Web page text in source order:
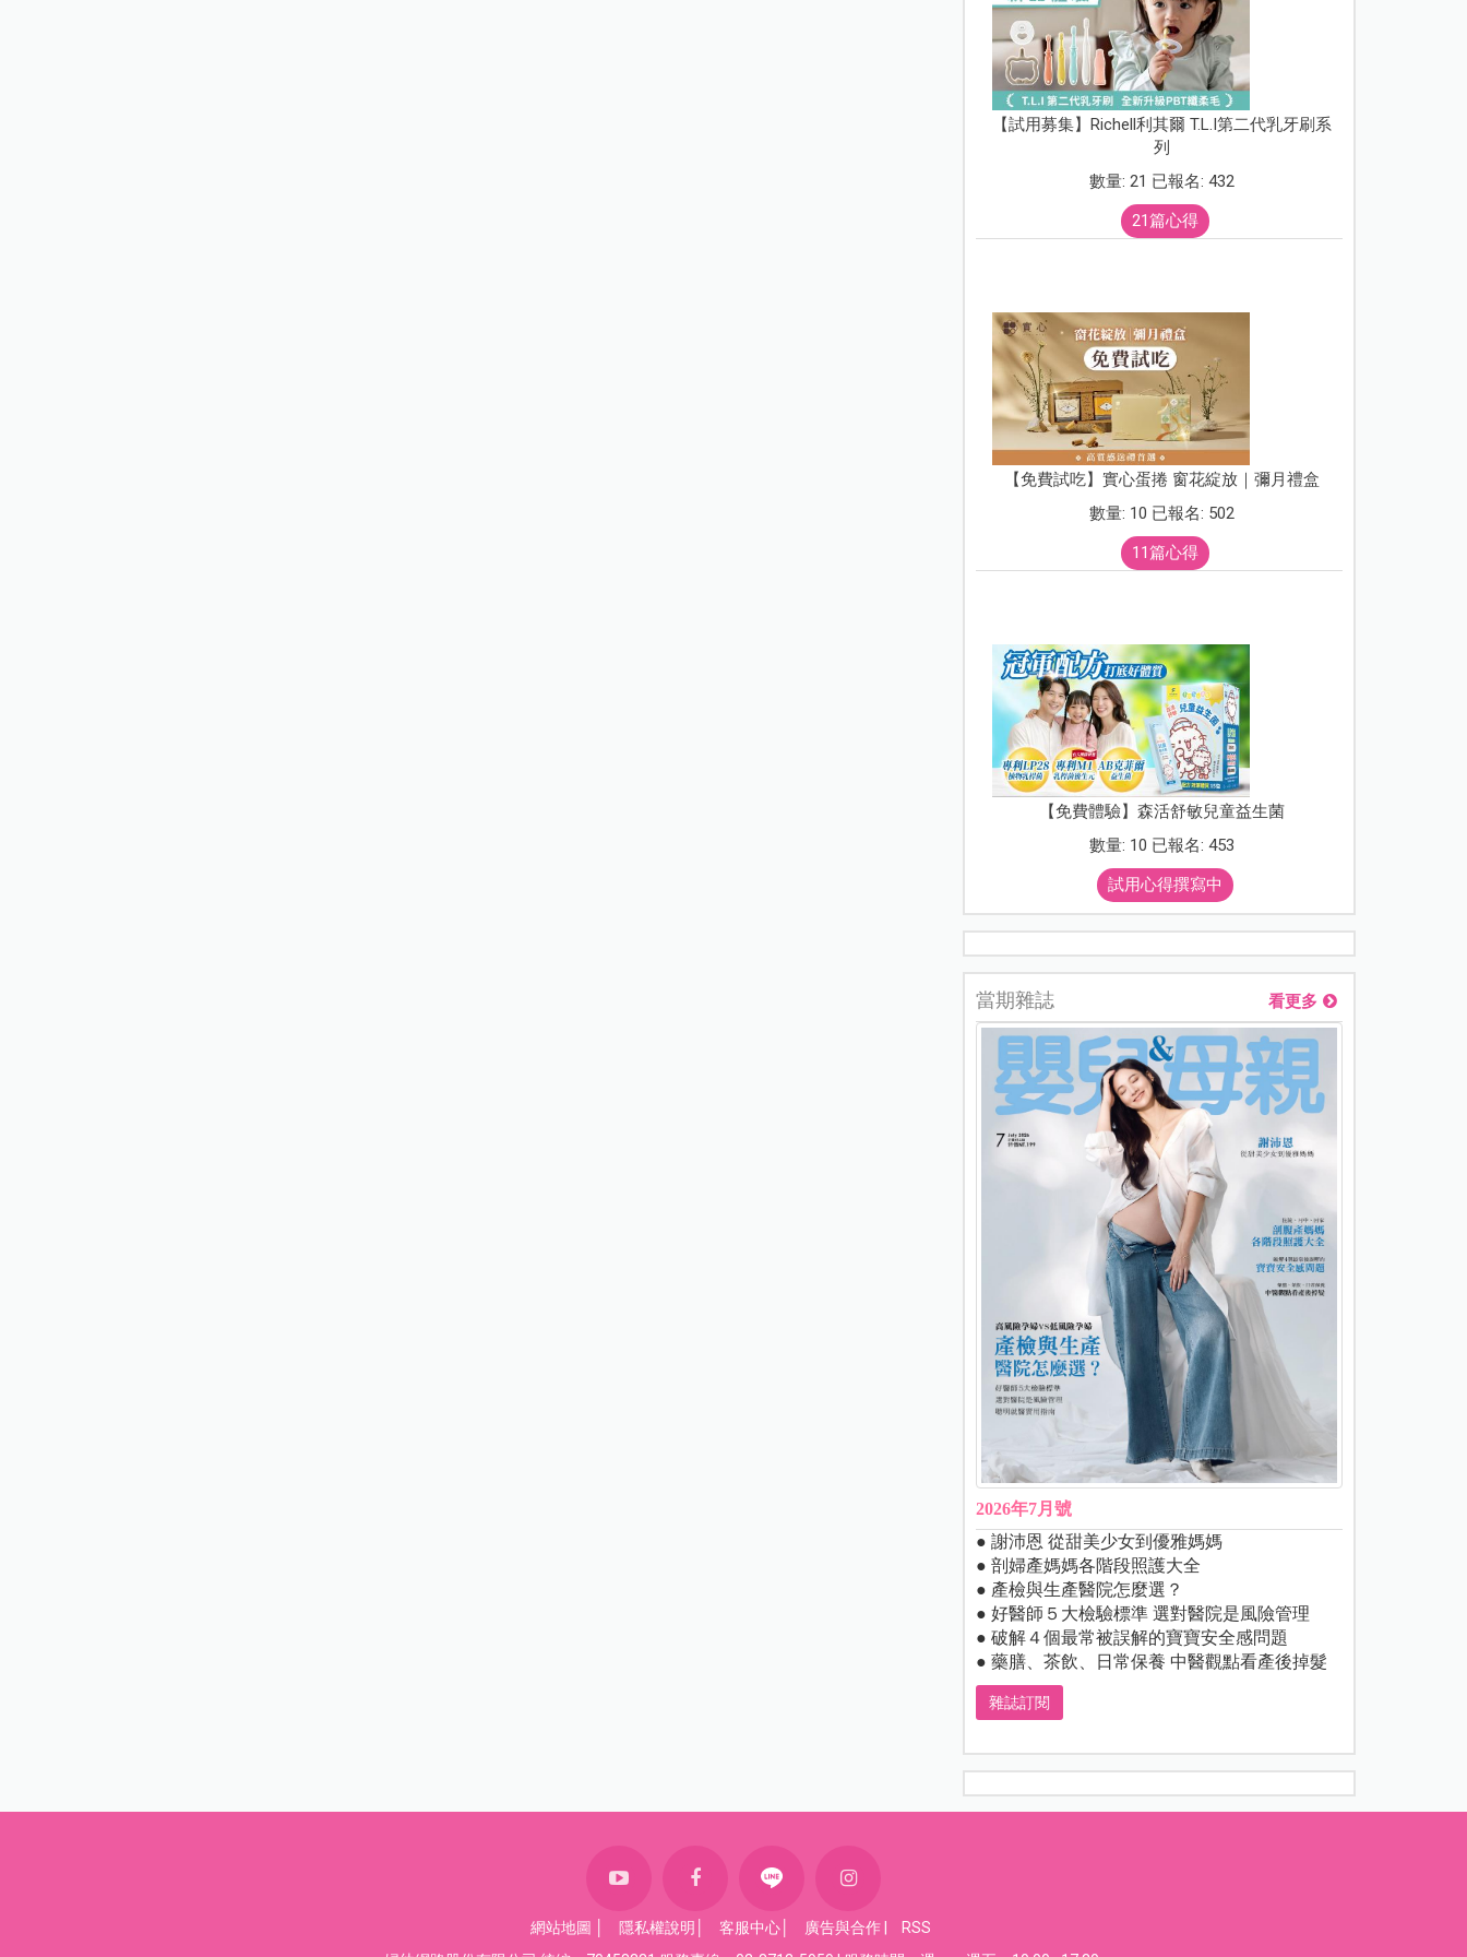
【試用募集】Richell利其爾 T.L.I第二代乳牙刷系
列
數量: 21 已報名: 432
21篇心得
【免費試吃】實心蛋捲 窗花綻放｜彌月禮盒
數量: 10 已報名: 502
11篇心得
【免費體驗】森活舒敏兒童益生菌
數量: 10 已報名: 453
試用心得撰寫中
當期雜誌 看更多
2026年7月號
● 謝沛恩 從甜美少女到優雅媽媽
● 剖婦產媽媽各階段照護大全
● 產檢與生產醫院怎麼選？
● 好醫師５大檢驗標準 選對醫院是風險管理
● 破解４個最常被誤解的寶寶安全感問題
● 藥膳、茶飲、日常保養 中醫觀點看產後掉髮
雜誌訂閱
網站地圖 隱私權說明 客服中心 廣告與合作
RSS